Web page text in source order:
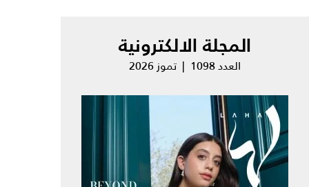
المجلة الالكترونية
العدد 1098 | تموز 2026